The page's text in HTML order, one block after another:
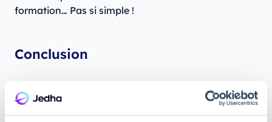
formation… Pas si simple !
Conclusion
c’est le moment idéal ! Au vu de la croissance
continue de la demande des entreprises et des